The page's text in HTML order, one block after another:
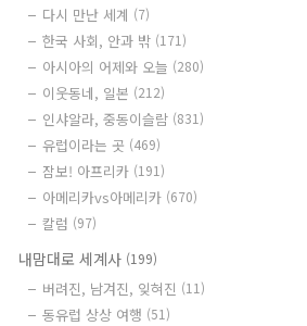
다시 만난 세계 (7)
한국 사회, 안과 밖 (171)
아시아의 어제와 오늘 (280)
이웃동네, 일본 (212)
인샤알라, 중동이슬람 (831)
유럽이라는 곳 (469)
잠보! 아프리카 (191)
아메리카vs아메리카 (670)
칼럼 (97)
내맘대로 세계사 (199)
버려진, 남겨진, 잊혀진 (11)
동유럽 상상 여행 (51)